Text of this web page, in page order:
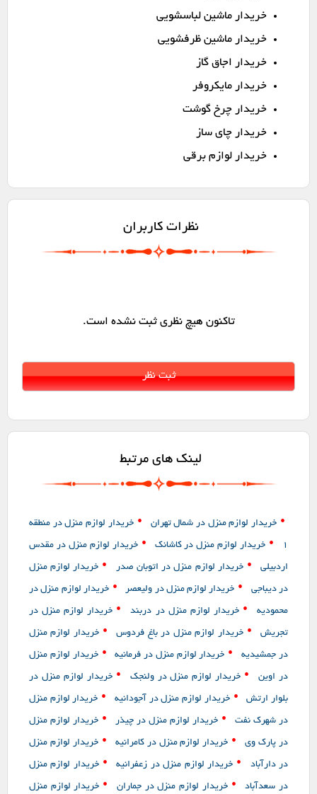
خریدار ماشین لباسشویی
خریدار ماشین ظرفشویی
خریدار اجاق گاز
خریدار مایکروفر
خریدار چرخ گوشت
خریدار چای ساز
خریدار لوازم برقی
نظرات کاربران
تاکنون هیچ نظری ثبت نشده است.
لینک های مرتبط
• خریدار لوازم منزل در شمال تهران • خریدار لوازم منزل در منطقه
1
• خریدار لوازم منزل در کاشانک • خریدار لوازم منزل در مقدس
اردبیلی • خریدار لوازم منزل در اتوبان صدر • خریدار لوازم منزل
در دیباجی • خریدار لوازم منزل در ولیعصر • خریدار لوازم منزل در
محمودیه • خریدار لوازم منزل در دربند • خریدار لوازم منزل در
تجریش • خریدار لوازم منزل در باغ فردوس • خریدار لوازم منزل
در جمشیدیه • خریدار لوازم منزل در فرمانیه • خریدار لوازم منزل
در اوین • خریدار لوازم منزل در ولنجک • خریدار لوازم منزل در
بلوار ارتش • خریدار لوازم منزل در آجودانیه • خریدار لوازم منزل
در شهرک نفت • خریدار لوازم منزل در چیذر • خریدار لوازم منزل
در پارک وی • خریدار لوازم منزل در کامرانیه • خریدار لوازم منزل
در دارآباد • خریدار لوازم منزل در زعفرانیه • خریدار لوازم منزل
در سعدآباد • خریدار لوازم منزل در جماران • خریدار لوازم منزل